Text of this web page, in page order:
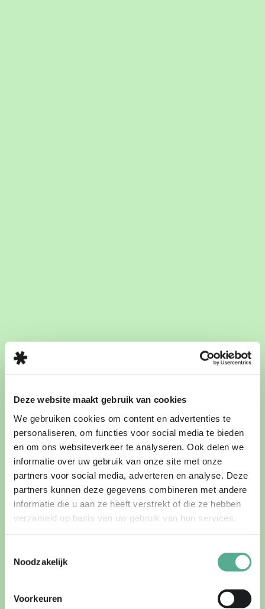
Deze website maakt gebruik van cookies
We gebruiken cookies om content en advertenties te
personaliseren, om functies voor social media te bieden
en om ons websiteverkeer te analyseren. Ook delen we
informatie over uw gebruik van onze site met onze
partners voor social media, adverteren en analyse. Deze
partners kunnen deze gegevens combineren met andere
informatie die u aan ze heeft verstrekt of die ze hebben
verzameld op basis van uw gebruik van hun services.
Noodzakelijk
Voorkeuren